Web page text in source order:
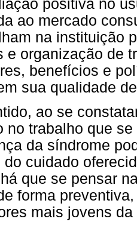
positiva no
ao mercado
na instituição
e organização de
benefícios e
sua qualidade
ao se
no trabalho que
da síndrome
do cuidado
que se pensar
forma
mais jovens